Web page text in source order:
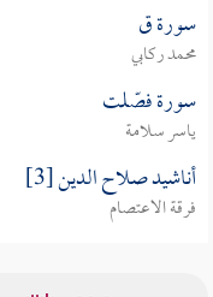
سورة ق
محمد ركابي
سورة فصّلت
ياسر سلامة
أناشيد صلاح الدين [3]
فرقة الاعتصام